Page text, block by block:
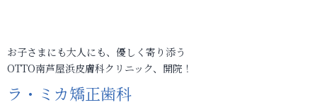
お子さまにも大人にも、優しく寄り添う
OTTO南芦屋浜皮膚科クリニック、開院！
ラ・ミカ矯正歯科